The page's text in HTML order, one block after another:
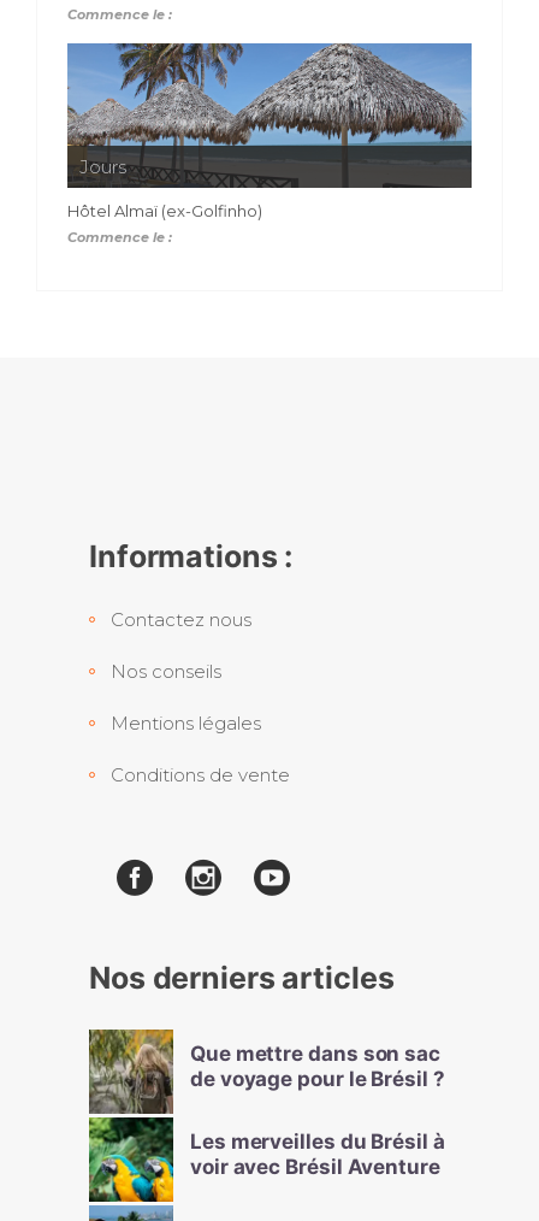
Commence le :
Jours
Hôtel Almaï (ex-Golfinho)
Commence le :
Informations :
Contactez nous
Nos conseils
Mentions légales
Conditions de vente
Nos derniers articles
Que mettre dans son sac
de voyage pour le Brésil ?
Les merveilles du Brésil à
voir avec Brésil Aventure